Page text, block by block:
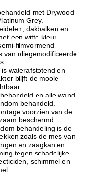
met Drywood
Grey.
dakbalken en
een witte kleur.
filmvormend
van oliegemodificeerde
waterafstotend en
blijft de mooie
en alle wand
behandeld.
voorzien van de
beschermd.
behandeling is de
zoals de mes van
en zaagkanten.
tegen schadelijke
schimmel en